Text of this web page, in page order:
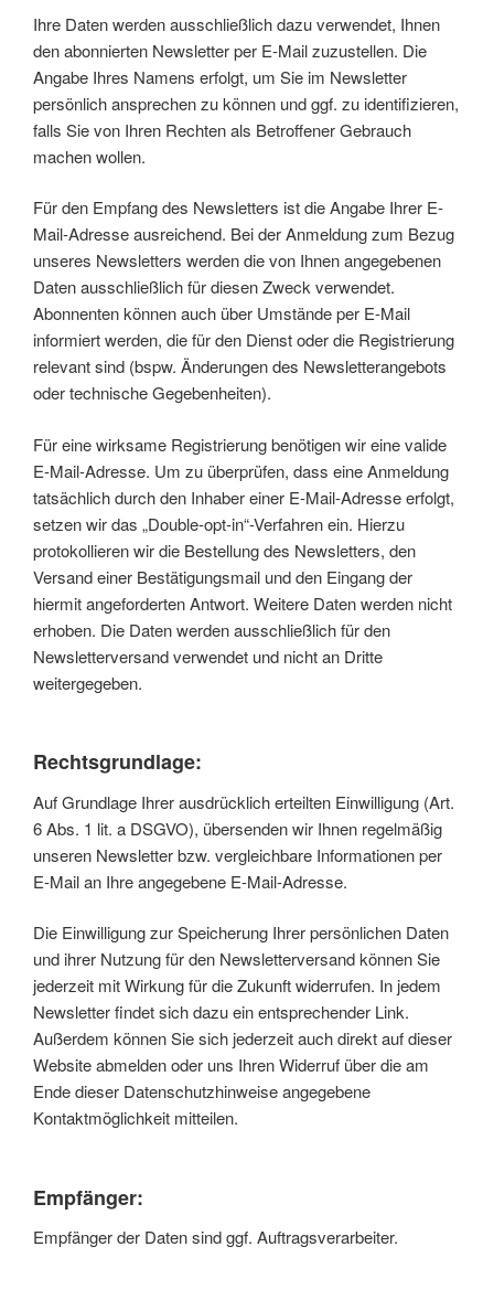
Ihre Daten werden ausschließlich dazu verwendet, Ihnen
den abonnierten Newsletter per E-Mail zuzustellen. Die
Angabe Ihres Namens erfolgt, um Sie im Newsletter
persönlich ansprechen zu können und ggf. zu identifizieren,
falls Sie von Ihren Rechten als Betroffener Gebrauch
machen wollen.
Für den Empfang des Newsletters ist die Angabe Ihrer E-
Mail-Adresse ausreichend. Bei der Anmeldung zum Bezug
unseres Newsletters werden die von Ihnen angegebenen
Daten ausschließlich für diesen Zweck verwendet.
Abonnenten können auch über Umstände per E-Mail
informiert werden, die für den Dienst oder die Registrierung
relevant sind (bspw. Änderungen des Newsletterangebots
oder technische Gegebenheiten).
Für eine wirksame Registrierung benötigen wir eine valide
E-Mail-Adresse. Um zu überprüfen, dass eine Anmeldung
tatsächlich durch den Inhaber einer E-Mail-Adresse erfolgt,
setzen wir das „Double-opt-in“-Verfahren ein. Hierzu
protokollieren wir die Bestellung des Newsletters, den
Versand einer Bestätigungsmail und den Eingang der
hiermit angeforderten Antwort. Weitere Daten werden nicht
erhoben. Die Daten werden ausschließlich für den
Newsletterversand verwendet und nicht an Dritte
weitergegeben.
Rechtsgrundlage:
Auf Grundlage Ihrer ausdrücklich erteilten Einwilligung (Art.
6 Abs. 1 lit. a DSGVO), übersenden wir Ihnen regelmäßig
unseren Newsletter bzw. vergleichbare Informationen per
E-Mail an Ihre angegebene E-Mail-Adresse.
Die Einwilligung zur Speicherung Ihrer persönlichen Daten
und ihrer Nutzung für den Newsletterversand können Sie
jederzeit mit Wirkung für die Zukunft widerrufen. In jedem
Newsletter findet sich dazu ein entsprechender Link.
Außerdem können Sie sich jederzeit auch direkt auf dieser
Website abmelden oder uns Ihren Widerruf über die am
Ende dieser Datenschutzhinweise angegebene
Kontaktmöglichkeit mitteilen.
Empfänger:
Empfänger der Daten sind ggf. Auftragsverarbeiter.